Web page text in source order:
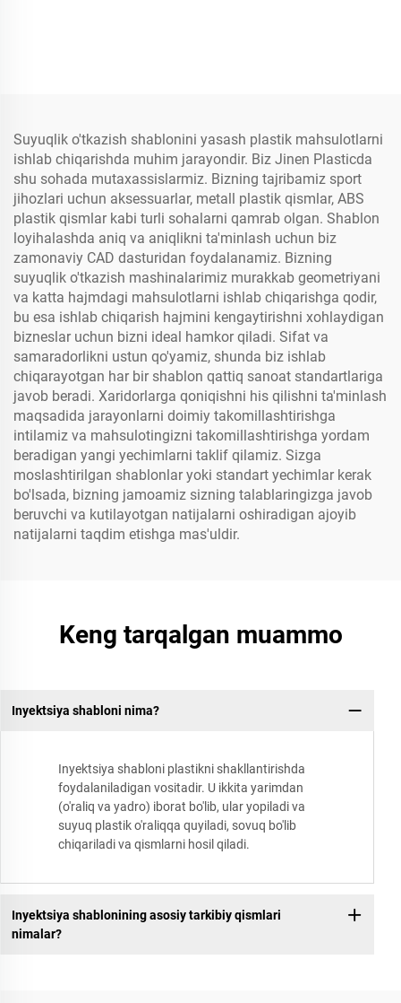
Suyuqlik o'tkazish shablonini yasash plastik mahsulotlarni
ishlab chiqarishda muhim jarayondir. Biz Jinen Plasticda
shu sohada mutaxassislarmiz. Bizning tajribamiz sport
jihozlari uchun aksessuarlar, metall plastik qismlar, ABS
plastik qismlar kabi turli sohalarni qamrab olgan. Shablon
loyihalashda aniq va aniqlikni ta'minlash uchun biz
zamonaviy CAD dasturidan foydalanamiz. Bizning
suyuqlik o'tkazish mashinalarimiz murakkab geometriyani
va katta hajmdagi mahsulotlarni ishlab chiqarishga qodir,
bu esa ishlab chiqarish hajmini kengaytirishni xohlaydigan
bizneslar uchun bizni ideal hamkor qiladi. Sifat va
samaradorlikni ustun qo'yamiz, shunda biz ishlab
chiqarayotgan har bir shablon qattiq sanoat standartlariga
javob beradi. Xaridorlarga qoniqishni his qilishni ta'minlash
maqsadida jarayonlarni doimiy takomillashtirishga
intilamiz va mahsulotingizni takomillashtirishga yordam
beradigan yangi yechimlarni taklif qilamiz. Sizga
moslashtirilgan shablonlar yoki standart yechimlar kerak
bo'lsada, bizning jamoamiz sizning talablaringizga javob
beruvchi va kutilayotgan natijalarni oshiradigan ajoyib
natijalarni taqdim etishga mas'uldir.
Keng tarqalgan muammo
Inyektsiya shabloni nima?
Inyektsiya shabloni plastikni shakllantirishda
foydalaniladigan vositadir. U ikkita yarimdan
(o'raliq va yadro) iborat bo'lib, ular yopiladi va
suyuq plastik o'raliqqa quyiladi, sovuq bo'lib
chiqariladi va qismlarni hosil qiladi.
Inyektsiya shablonining asosiy tarkibiy qismlari
nimalar?